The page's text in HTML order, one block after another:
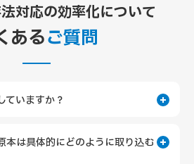
対応の効率化について
あるご質問
いますか？
本は具体的にどのように取り込む